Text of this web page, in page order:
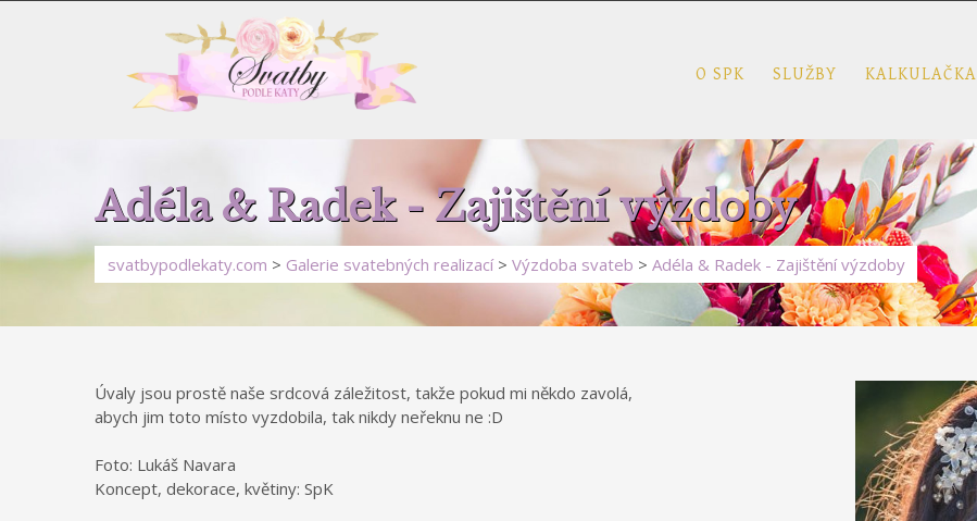
O SPK SLUŽBY KALKULAČKA
Adéla & Radek - Zajištění výzdoby
svatbypodlekaty.com > Galerie svatebných realizací > Výzdoba svateb > Adéla & Radek - Zajištění výzdoby
Úvaly jsou prostě naše srdcová záležitost, takže pokud mi někdo zavolá,
abych jim toto místo vyzdobila, tak nikdy neřeknu ne :D
Foto: Lukáš Navara
Koncept, dekorace, květiny: SpK